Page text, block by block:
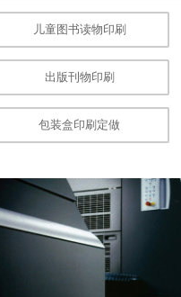
儿童图书读物印刷
出版刊物印刷
包装盒印刷定做